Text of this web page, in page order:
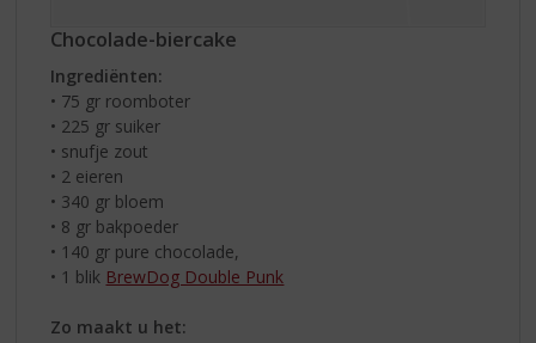
Chocolade-biercake
Ingrediënten:
• 75 gr roomboter
• 225 gr suiker
• snufje zout
• 2 eieren
• 340 gr bloem
• 8 gr bakpoeder
• 140 gr pure chocolade,
• 1 blik BrewDog Double Punk
Zo maakt u het: